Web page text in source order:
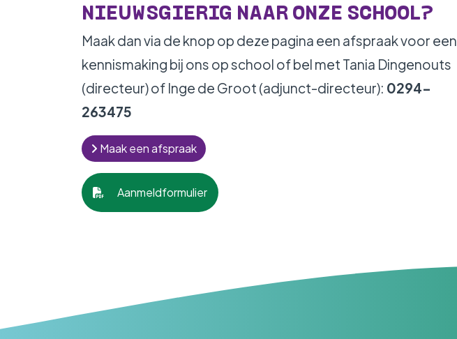
NIEUWSGIERIG NAAR ONZE SCHOOL?
Maak dan via de knop op deze pagina een afspraak voor een
kennismaking bij ons op school of bel met Tania Dingenouts
(directeur) of Inge de Groot (adjunct-directeur): 0294-
263475
Maak een afspraak
Aanmeldformulier